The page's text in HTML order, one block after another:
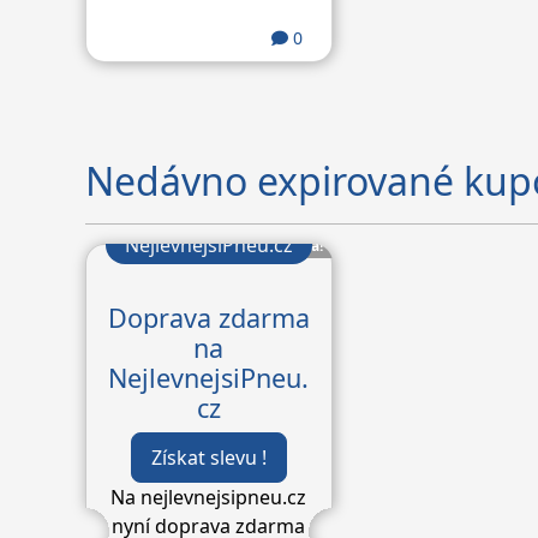
0
Nedávno expirované
Bomba!
NejlevnejsiPneu.cz
Doprava zdarma
na
NejlevnejsiPneu.
cz
Získat slevu !
Na nejlevnejsipneu.cz
nyní doprava zdarma